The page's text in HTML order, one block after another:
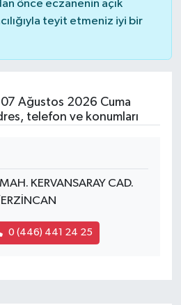
önce eczanenin açık
teyit etmeniz iyi bir
07 Ağustos 2026 Cuma
telefon ve konumları
KERVANSARAY CAD.
0 (446) 441 24 25